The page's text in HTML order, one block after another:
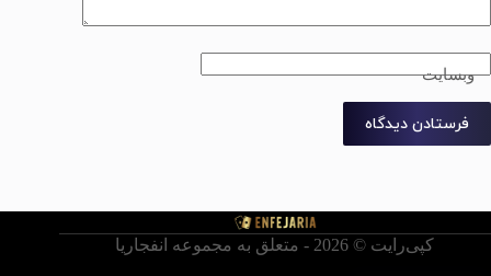
وبسایت
فرستادن دیدگاه
کپی‌رایت © ‏2026 - متعلق به مجموعه انفجاریا